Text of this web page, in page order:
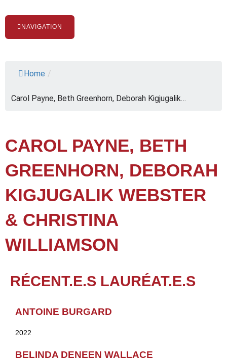
NAVIGATION
Home /
Carol Payne, Beth Greenhorn, Deborah Kigjugalik…
CAROL PAYNE, BETH
GREENHORN, DEBORAH
KIGJUGALIK WEBSTER
& CHRISTINA
WILLIAMSON
RÉCENT.E.S LAURÉAT.E.S
ANTOINE BURGARD
2022
BELINDA DENEEN WALLACE